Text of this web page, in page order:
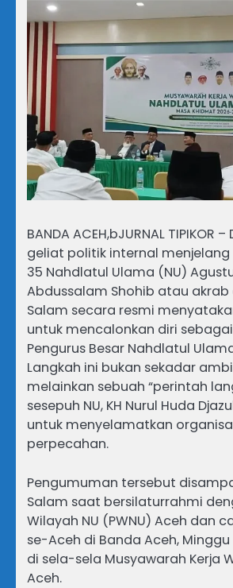
BANDA ACEH,bJURNAL TIPIKOR
geliat politik internal
35 Nahdlatul Ulama (NU)
Abdussalam Shohib atau akrab
Salam secara resmi
untuk mencalonkan diri
Pengurus Besar Nahdlatul
Langkah ini bukan sekadar
melainkan sebuah “perintah
sesepuh NU, KH Nurul Huda
untuk menyelamatkan
perpecahan.
Pengumuman tersebut
Salam saat bersilaturrahmi
Wilayah NU (PWNU) Aceh dan
se-Aceh di Banda Aceh,
di sela-sela Musyawarah Kerja
Aceh.